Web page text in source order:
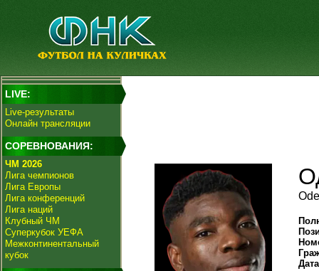
LIVE:
Live-результаты
Онлайн трансляции
СОРЕВНОВАНИЯ:
ЧМ 2026
Лига чемпионов
Лига Европы
Лига конференций
Лига наций
Клубный ЧМ
Суперкубок УЕФА
Межконтинентальный
кубок